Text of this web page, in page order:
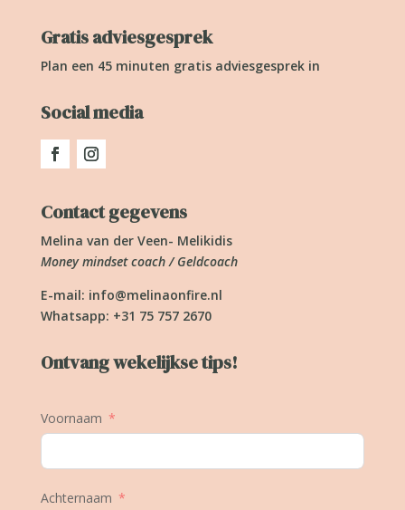
Gratis adviesgesprek
Plan een 45 minuten gratis adviesgesprek in
Social media
Contact gegevens
Melina van der Veen- Melikidis
Money mindset coach / Geldcoach
E-mail: info@melinaonfire.nl
Whatsapp: +31 75 757 2670
Ontvang wekelijkse tips!
Voornaam
Achternaam